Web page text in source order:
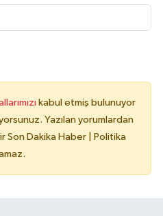
kabul etmiş bulunuyor
Yazılan yorumlardan
Son Dakika Haber | Politika